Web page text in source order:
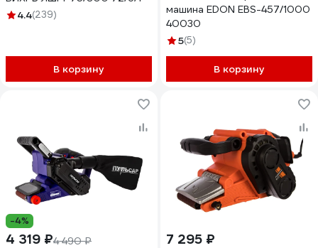
4.4(239)
В корзину
машина EDON EBS-457/1000
40030
5(5)
В корзину
-4%
4 319 ₽4 490 ₽
7 295 ₽